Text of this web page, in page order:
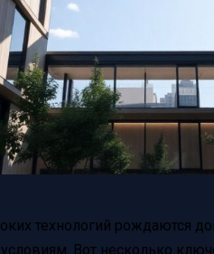
технологий рождаются
Вот несколько